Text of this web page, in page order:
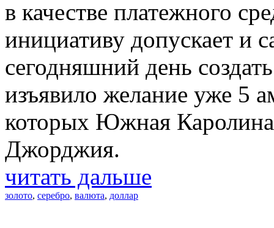
в качестве платежного
инициативу допускает и
сегодняшний день
изъявило желание уже 5
которых Южная
Джорджия.
читать дальше
золото, серебро, валюта, доллар